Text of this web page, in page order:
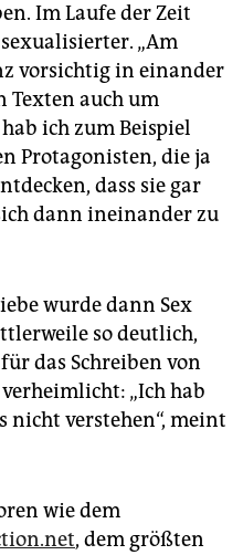
Im Laufe der Zeit
„Am
vorsichtig in einander
Texten auch um
ich zum Beispiel
Protagonisten, die ja
dass sie gar
dann ineinander zu
wurde dann Sex
so deutlich,
das Schreiben von
„Ich hab
nicht verstehen“, meint
wie dem
, dem größten